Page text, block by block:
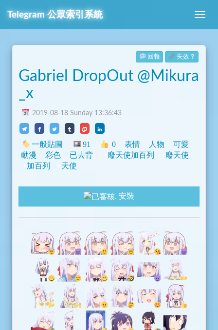
Telegram 公眾索引系統
回報 失效？
Gabriel DropOut @Mikura
_x
2019-08-18 Sunday 13:36:43
一般貼圖 91 0 表情 人物
可愛
動漫
彩色 已去背 廢天使加百列
廢天使
加百列
天使
安裝